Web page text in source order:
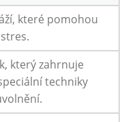
které pomohou
který zahrnuje
techniky